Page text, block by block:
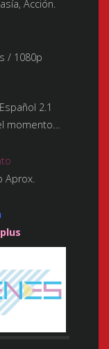
Acción.
/ 1080p
2.1
momento…
Aprox.